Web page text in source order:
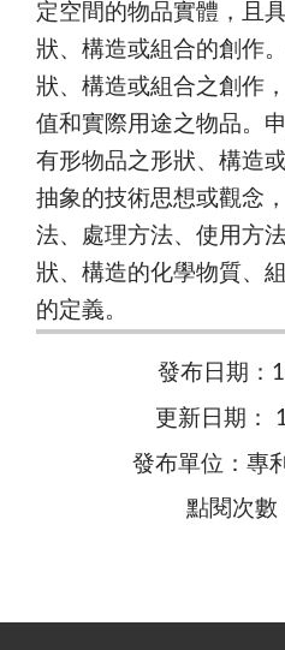
定空間的物品實體，且
狀、構造或組合的創作
狀、構造或組合之創作
值和實際用途之物品。
有形物品之形狀、構造
抽象的技術思想或觀念
法、處理方法、使用方
狀、構造的化學物質、
的定義。
發布日期：
更新日期：
發布單位：專
點閱次數